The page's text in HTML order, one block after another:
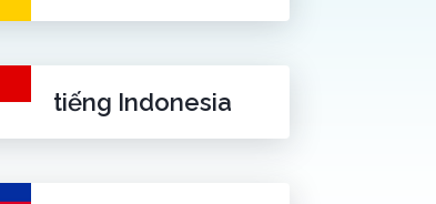
tiếng Indonesia